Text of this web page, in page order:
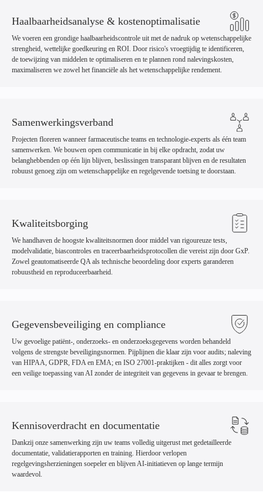
Haalbaarheidsanalyse & kostenoptimalisatie
We voeren een grondige haalbaarheidscontrole uit met de nadruk op wetenschappelijke
strengheid, wettelijke goedkeuring en ROI. Door risico's vroegtijdig te identificeren,
de toewijzing van middelen te optimaliseren en te plannen rond nalevingskosten,
maximaliseren we zowel het financiële als het wetenschappelijke rendement.
Samenwerkingsverband
Projecten floreren wanneer farmaceutische teams en technologie-experts als één team
samenwerken. We bouwen open communicatie in bij elke opdracht, zodat uw
belanghebbenden op één lijn blijven, beslissingen transparant blijven en de resultaten
robuust genoeg zijn om wetenschappelijke en regelgevende toetsing te doorstaan.
Kwaliteitsborging
We handhaven de hoogste kwaliteitsnormen door middel van rigoureuze tests,
modelvalidatie, biascontroles en traceerbaarheidsprotocollen die vereist zijn door GxP.
Zowel geautomatiseerde QA als technische beoordeling door experts garanderen
robuustheid en reproduceerbaarheid.
Gegevensbeveiliging en compliance
Uw gevoelige patiënt-, onderzoeks- en onderzoeksgegevens worden behandeld
volgens de strengste beveiligingsnormen. Pijplijnen die klaar zijn voor audits; naleving
van HIPAA, GDPR, FDA en EMA; en ISO 27001-praktijken - dit alles zorgt voor
een veilige toepassing van AI zonder de integriteit van gegevens in gevaar te brengen.
Kennisoverdracht en documentatie
Dankzij onze samenwerking zijn uw teams volledig uitgerust met gedetailleerde
documentatie, validatierapporten en training. Hierdoor verlopen
regelgevingsherzieningen soepeler en blijven AI-initiatieven op lange termijn
waardevol.